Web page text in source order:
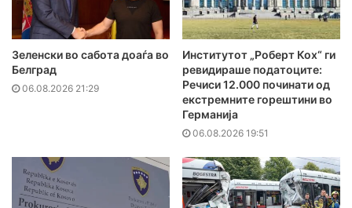
Зеленски во сабота доаѓа во
Белград
06.08.2026 21:29
Институтот „Роберт Кох“ ги
ревидираше податоците:
Речиси 12.000 починати од
екстремните горештини во
Германија
06.08.2026 19:51